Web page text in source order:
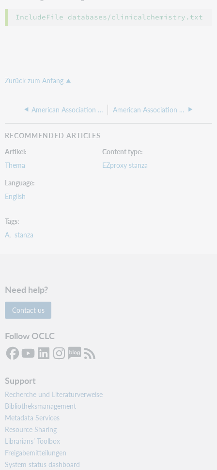
Zurück zum Anfang
American Association for Cancer Research American Association for the Advancement of Science (AAAS)
RECOMMENDED ARTICLES
Artikel
Thema
Content type
EZproxy stanza
Language
English
Tags
A stanza
Need help?
Contact us
Follow OCLC
Support
Recherche und Literaturverweise
Bibliotheksmanagement
Metadata Services
Resource Sharing
Librarians’ Toolbox
Freigabemitteilungen
System status dashboard